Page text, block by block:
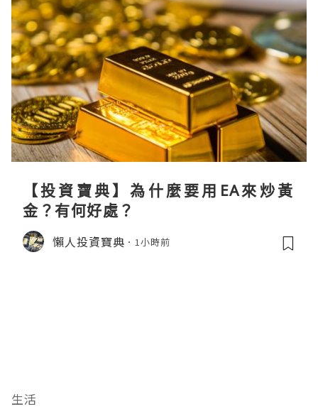
【投資寶典】為什麼要用EA來炒黃
金？有何好處？
懶人投資寶典 1小時前
生活